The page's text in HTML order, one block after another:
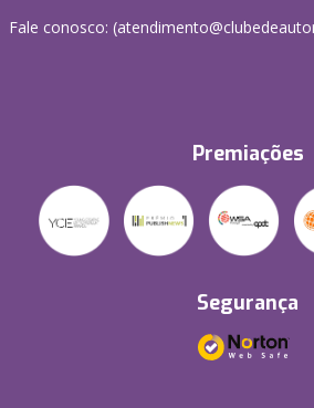
Fale conosco:
Premiações
Segurança